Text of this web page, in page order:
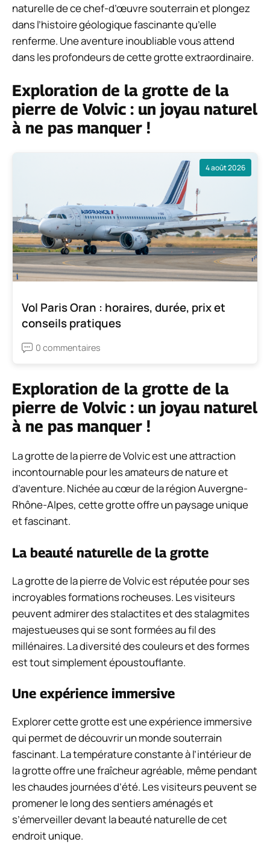
naturelle de ce chef-d’œuvre souterrain et plongez
dans l’histoire géologique fascinante qu’elle
renferme. Une aventure inoubliable vous attend
dans les profondeurs de cette grotte extraordinaire.
Exploration de la grotte de la
pierre de Volvic : un joyau naturel
à ne pas manquer !
4 août 2026
Vol Paris Oran : horaires, durée, prix et
conseils pratiques
0 commentaires
Exploration de la grotte de la
pierre de Volvic : un joyau naturel
à ne pas manquer !
La grotte de la pierre de Volvic est une attraction
incontournable pour les amateurs de nature et
d’aventure. Nichée au cœur de la région Auvergne-
Rhône-Alpes, cette grotte offre un paysage unique
et fascinant.
La beauté naturelle de la grotte
La grotte de la pierre de Volvic est réputée pour ses
incroyables formations rocheuses. Les visiteurs
peuvent admirer des stalactites et des stalagmites
majestueuses qui se sont formées au fil des
millénaires. La diversité des couleurs et des formes
est tout simplement époustouflante.
Une expérience immersive
Explorer cette grotte est une expérience immersive
qui permet de découvrir un monde souterrain
fascinant. La température constante à l’intérieur de
la grotte offre une fraîcheur agréable, même pendant
les chaudes journées d’été. Les visiteurs peuvent se
promener le long des sentiers aménagés et
s’émerveiller devant la beauté naturelle de cet
endroit unique.